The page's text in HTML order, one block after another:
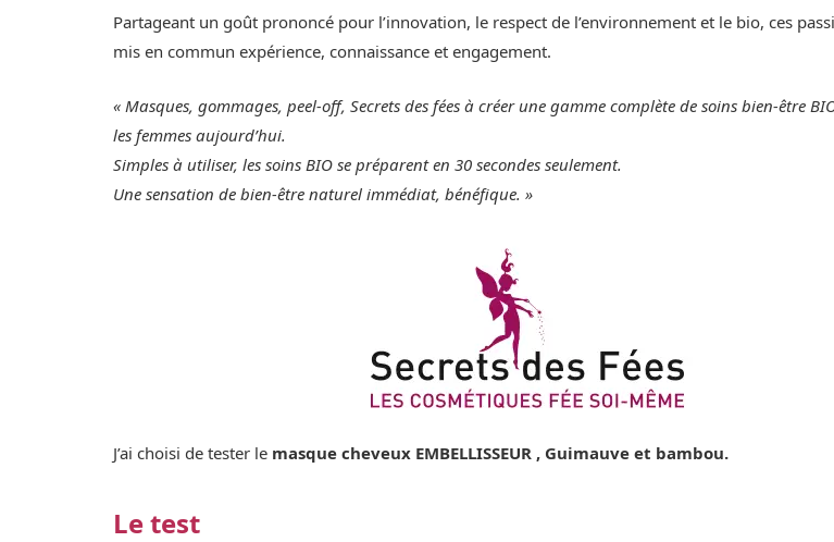
Partageant un goût prononcé pour l’innovation, le respect de l’environnement et le bio, ces
mis en commun expérience, connaissance et engagement.
« Masques, gommages, peel-off, Secrets des fées à créer une gamme complète de soins bien-être
les femmes aujourd’hui.
Simples à utiliser, les soins BIO se préparent en 30 secondes seulement.
Une sensation de bien-être naturel immédiat, bénéfique. »
J’ai choisi de tester le masque cheveux EMBELLISSEUR , Guimauve et bambou.
Le test